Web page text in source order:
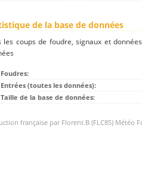
de la base de données
les coups de foudre, signaux et
Foudres:
Entrées (toutes les données):
Taille de la base de données:
française par Florent.B (FLC85) Météo